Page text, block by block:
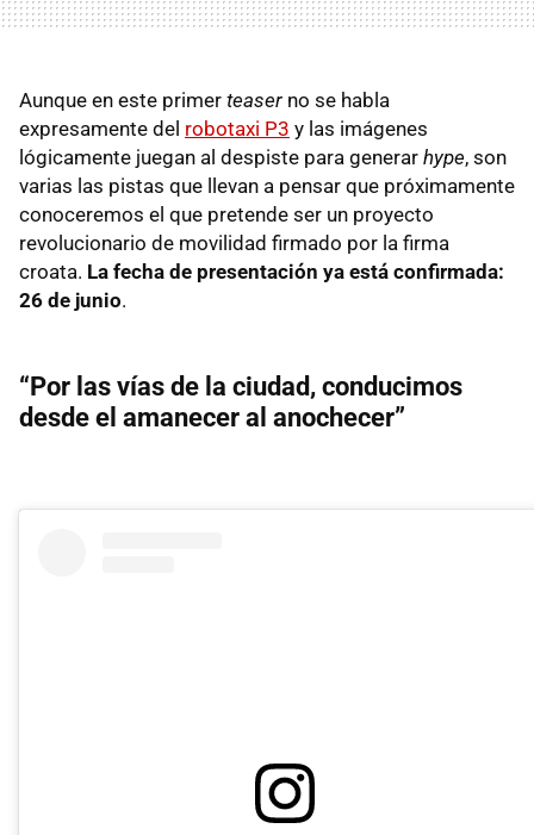
Aunque en este primer teaser no se habla
expresamente del robotaxi P3 y las imágenes
lógicamente juegan al despiste para generar hype, son
varias las pistas que llevan a pensar que próximamente
conoceremos el que pretende ser un proyecto
revolucionario de movilidad firmado por la firma
croata. La fecha de presentación ya está confirmada:
26 de junio.
“Por las vías de la ciudad, conducimos
desde el amanecer al anochecer”